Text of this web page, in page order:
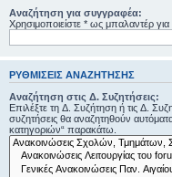
Αναζήτηση για συγγραφέα:
Χρησιμοποιείστε * ως μπαλαντέρ για
ΡΥΘΜΊΣΕΙΣ ΑΝΑΖΉΤΗΣΗΣ
Αναζήτηση στις Δ. Συζητήσεις:
Επιλέξτε τη Δ. Συζήτηση ή τις Δ.
συζητήσεις θα αναζητηθούν
κατηγοριών“ παρακάτω.